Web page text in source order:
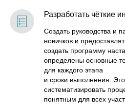
Разработать чёткие
Создать руководства и
новичков и
создать программу
определены основные
для каждого этапа
и сроки выполнения.
систематизировать
понятным для всех